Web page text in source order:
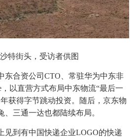
特街头，受访者供图
东合资公司CTO、常驻华为中东非
以直营方式布局中东物流“最后一
获得字节跳动投资。随后，京东物
三通一达也都陆续布局。
见到有中国快递企业LOGO的快递